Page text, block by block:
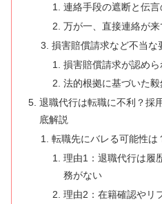
連絡手段の遮断と伝
万が一、直接連絡が来
損害賠償請求など不当な
損害賠償請求が認め
法的根拠に基づいた
退職代行は転職に不利？採
底解説
転職先にバレる可能性は
理由1：退職代行は履
務がない
理由2：在籍確認やリ